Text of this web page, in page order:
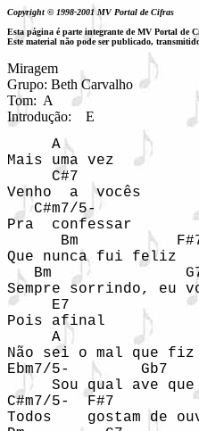
Copyright © 1998-2001 MV Portal de Cifras
Esta página é parte integrante de MV Portal de
Este material não pode ser publicado,
Miragem
Grupo: Beth Carvalho
Tom:  A
Introdução:
E
     A
Mais uma vez
     C#7
Venho  a  vocês
   C#m7/5-
Pra  confessar
Bm
Que nunca fui feliz
Bm
Sempre sorrindo, eu
     E7
Pois afinal
     A
Não sei o mal que fiz
Ebm7/5-        Gb7
Sou qual ave
C#m7/5-  F#7
Todos    gostam de